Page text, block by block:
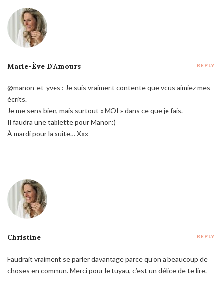
Marie-Ève D'Amours REPLY
@manon-et-yves : Je suis vraiment contente que vous aimiez mes
écrits.
Je me sens bien, mais surtout « MOI » dans ce que je fais.
Il faudra une tablette pour Manon:)
À mardi pour la suite… Xxx
Christine REPLY
Faudrait vraiment se parler davantage parce qu’on a beaucoup de
choses en commun. Merci pour le tuyau, c’est un délice de te lire.